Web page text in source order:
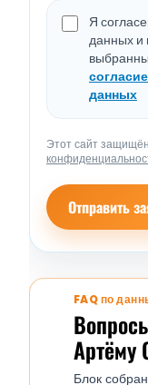
Я
данных и
данных
Этот сайт
Отправить
FAQ по
Артёму
Блок